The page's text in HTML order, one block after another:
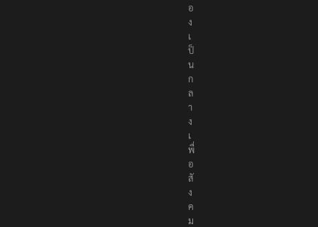
ต้
อ
ง
เ
ป็
น
ก
ล
า
ง
เ
พื่
อ
สั
ง
ค